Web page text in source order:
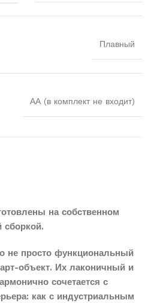
Плавный
АА (в комплект не входит)
на собственном
сборкой.
не просто функциональный
объект. Их лаконичный и
сочетается с
как с индустриальным